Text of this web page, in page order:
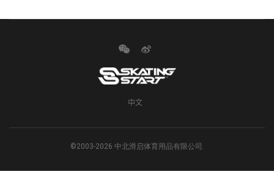
中文
©2003-2026 中北滑启体育用品有限公司.